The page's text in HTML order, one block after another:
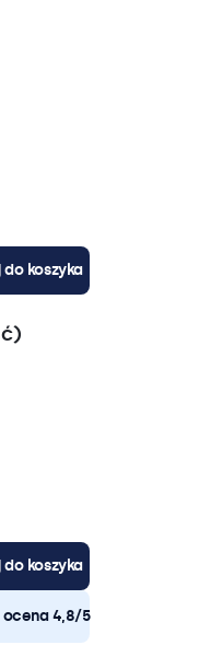
do koszyka
do koszyka
ocena 4,8/5